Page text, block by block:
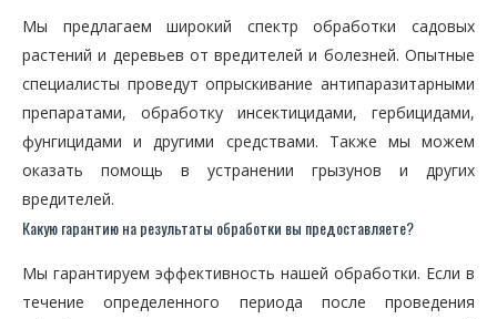
Мы предлагаем широкий спектр обработки садовых
растений и деревьев от вредителей и болезней. Опытные
специалисты проведут опрыскивание антипаразитарными
препаратами, обработку инсектицидами, гербицидами,
фунгицидами и другими средствами. Также мы можем
оказать помощь в устранении грызунов и других
вредителей.
Какую гарантию на результаты обработки вы предоставляете?
Мы гарантируем эффективность нашей обработки. Если в
течение определенного периода после проведения